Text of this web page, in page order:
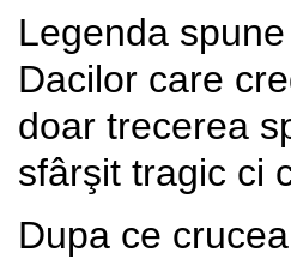
Legenda
Dacilor care
doar trecerea
sfârşit tragic ci
Dupa ce